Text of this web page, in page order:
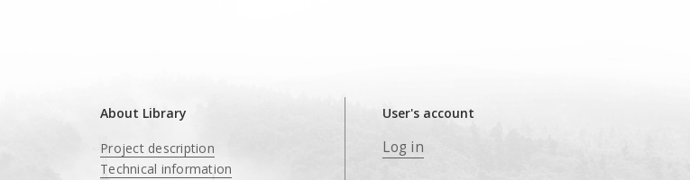
About Library
Project description
Technical information
User's account
Log in